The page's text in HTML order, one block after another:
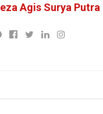
Agis Surya Putra